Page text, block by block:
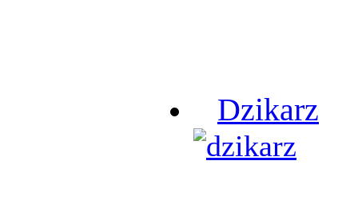
Dzikarz